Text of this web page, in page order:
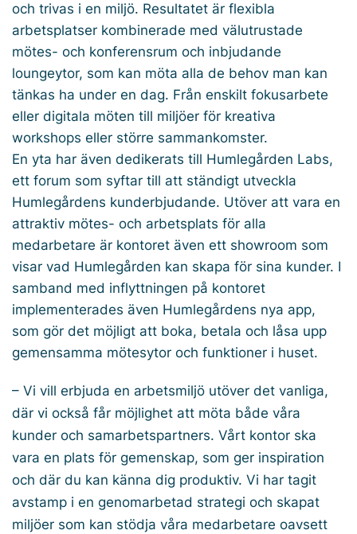
och trivas i en miljö. Resultatet är flexibla
arbetsplatser kombinerade med välutrustade
mötes- och konferensrum och inbjudande
loungeytor, som kan möta alla de behov man kan
tänkas ha under en dag. Från enskilt fokusarbete
eller digitala möten till miljöer för kreativa
workshops eller större sammankomster.
En yta har även dedikerats till Humlegården Labs,
ett forum som syftar till att ständigt utveckla
Humlegårdens kunderbjudande. Utöver att vara en
attraktiv mötes- och arbetsplats för alla
medarbetare är kontoret även ett showroom som
visar vad Humlegården kan skapa för sina kunder. I
samband med inflyttningen på kontoret
implementerades även Humlegårdens nya app,
som gör det möjligt att boka, betala och låsa upp
gemensamma mötesytor och funktioner i huset.
– Vi vill erbjuda en arbetsmiljö utöver det vanliga,
där vi också får möjlighet att möta både våra
kunder och samarbetspartners. Vårt kontor ska
vara en plats för gemenskap, som ger inspiration
och där du kan känna dig produktiv. Vi har tagit
avstamp i en genomarbetad strategi och skapat
miljöer som kan stödja våra medarbetare oavsett